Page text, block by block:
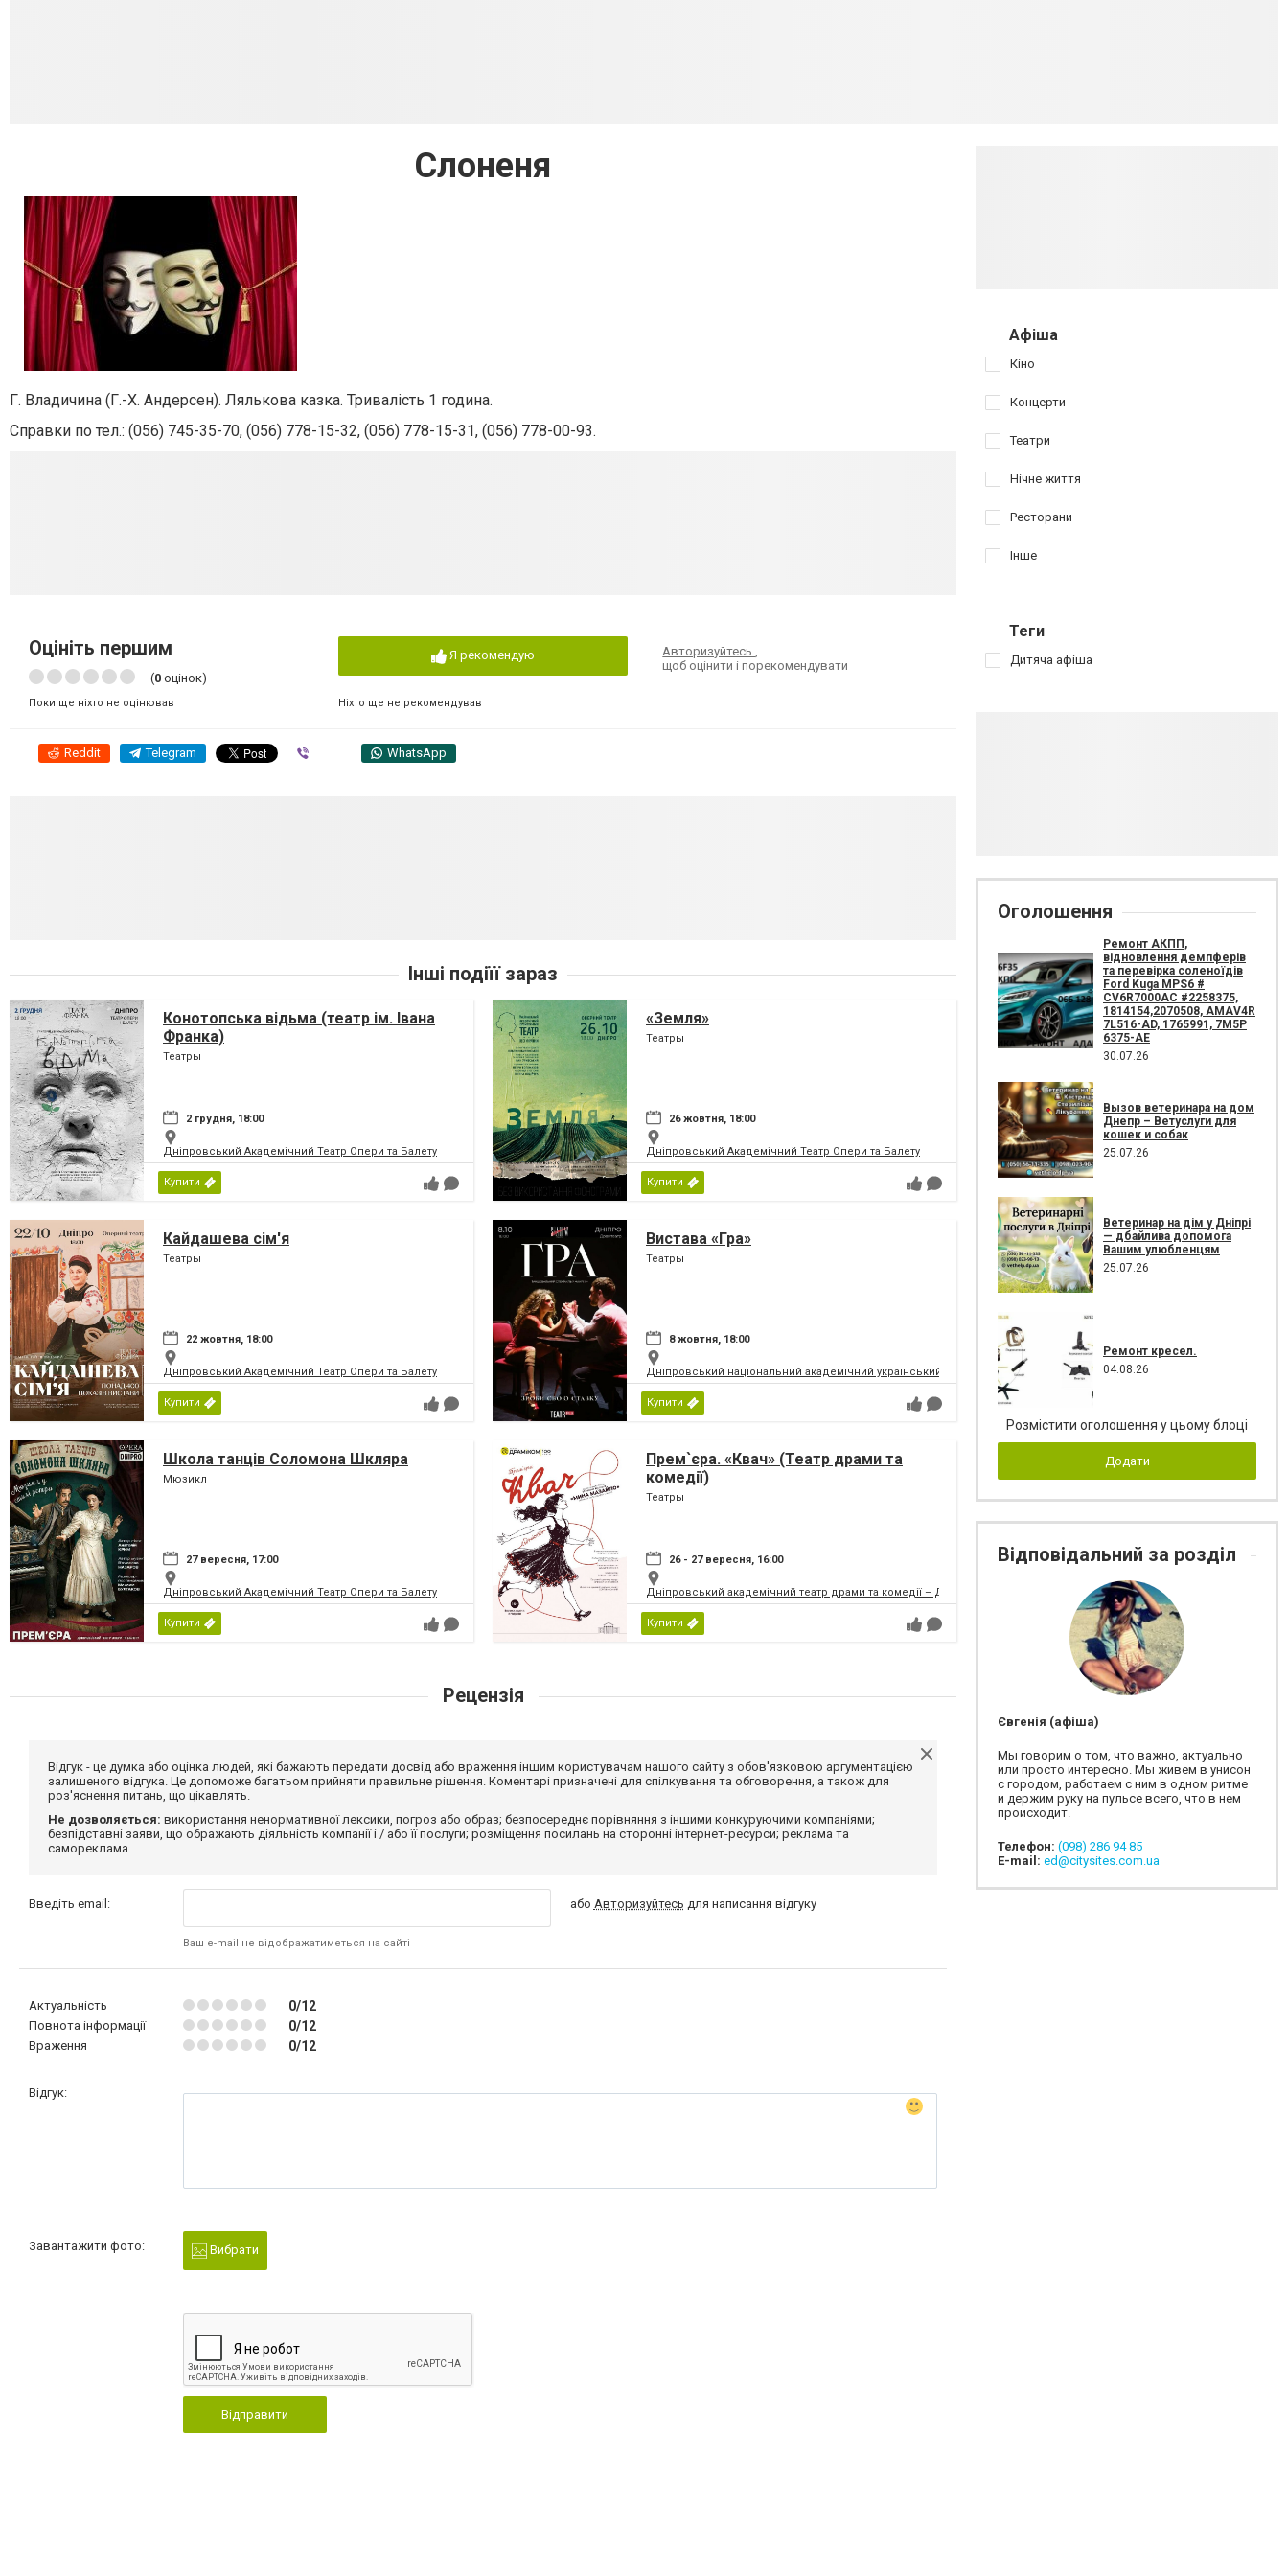
Слоненя
Г. Владичина (Г.-Х. Андерсен). Лялькова казка. Тривалість 1 година.
Справки по тел.: (056) 745-35-70, (056) 778-15-32, (056) 778-15-31, (056) 778-00-93.
Оцініть першим
(0 оцінок)
Поки ще ніхто не оцінював
Я рекомендую
Ніхто ще не рекомендував
Авторизуйтесь,
щоб оцінити і порекомендувати
Reddit Telegram WhatsApp
Інші подіїї зараз
Конотопська відьма (театр ім. Івана
Франка)
Театры
2 грудня, 18:00
Дніпровський Академічний Театр Опери та Балету
Купити
«Земля»
Театры
26 жовтня, 18:00
Дніпровський Академічний Театр Опери та Балету
Купити
Кайдашева сім'я
Театры
22 жовтня, 18:00
Дніпровський Академічний Театр Опери та Балету
Купити
Вистава «Гра»
Театры
8 жовтня, 18:00
Дніпровський національний академічний український музично-драматичний театр ім.Т.Г.Шевченка
Купити
Школа танців Соломона Шкляра
Мюзикл
27 вересня, 17:00
Дніпровський Академічний Театр Опери та Балету
Купити
Прем`єра. «Квач» (Театр драми та
комедії)
Театры
26 - 27 вересня, 16:00
Дніпровський академічний театр драми та комедії – ДРАМіКОМ
Купити
Рецензія
Відгук - це думка або оцінка людей, які бажають передати досвід або враження іншим користувачам нашого сайту з обов'язковою аргументацією
залишеного відгука. Це допоможе багатьом прийняти правильне рішення. Коментарі призначені для спілкування та обговорення, а також для
роз'яснення питань, що цікавлять.
Не дозволяється: використання ненормативної лексики, погроз або образ; безпосереднє порівняння з іншими конкуруючими компаніями;
безпідставні заяви, що ображають діяльність компанії і / або її послуги; розміщення посилань на сторонні інтернет-ресурси; реклама та
самореклама.
Введіть email:
Ваш e-mail не відображатиметься на сайті
або Авторизуйтесь для написання відгуку
Актуальність 0/12
Повнота інформації 0/12
Враження 0/12
Відгук:
Завантажити фото: Вибрати
Відправити
Афіша
Кіно
Концерти
Театри
Нічне життя
Ресторани
Інше
Теги
Дитяча афіша
Оголошення
Ремонт АКПП,
відновлення демпферів
та перевірка соленоїдів
Ford Kuga MPS6 #
CV6R7000AC #2258375,
1814154,2070508, AMAV4R
7L516-AD, 1765991, 7M5P
6375-AE
30.07.26
Вызов ветеринара на дом
Днепр – Ветуслуги для
кошек и собак
25.07.26
Ветеринар на дім у Дніпрі
— дбайлива допомога
Вашим улюбленцям
25.07.26
Ремонт кресел.
04.08.26
Розмістити оголошення у цьому блоці
Додати
Відповідальний за розділ
Євгенія (афіша)
Мы говорим о том, что важно, актуально
или просто интересно. Мы живем в унисон
с городом, работаем с ним в одном ритме
и держим руку на пульсе всего, что в нем
происходит.
Телефон: (098) 286 94 85
E-mail: ed@citysites.com.ua